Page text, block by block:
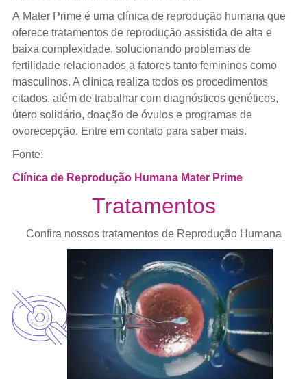
A Mater Prime é uma clínica de reprodução humana que
oferece tratamentos de reprodução assistida de alta e
baixa complexidade, solucionando problemas de
fertilidade relacionados a fatores tanto femininos como
masculinos. A clínica realiza todos os procedimentos
citados, além de trabalhar com diagnósticos genéticos,
útero solidário, doação de óvulos e programas de
ovorecepção. Entre em contato para saber mais.
Fonte:
Clínica de Reprodução Humana Mater Prime
Tratamentos
Confira nossos tratamentos de Reprodução Humana